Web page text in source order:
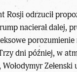
Rosjiodrzucił
nacierał dalej,
porozumienie
dni później, w
Zełenski